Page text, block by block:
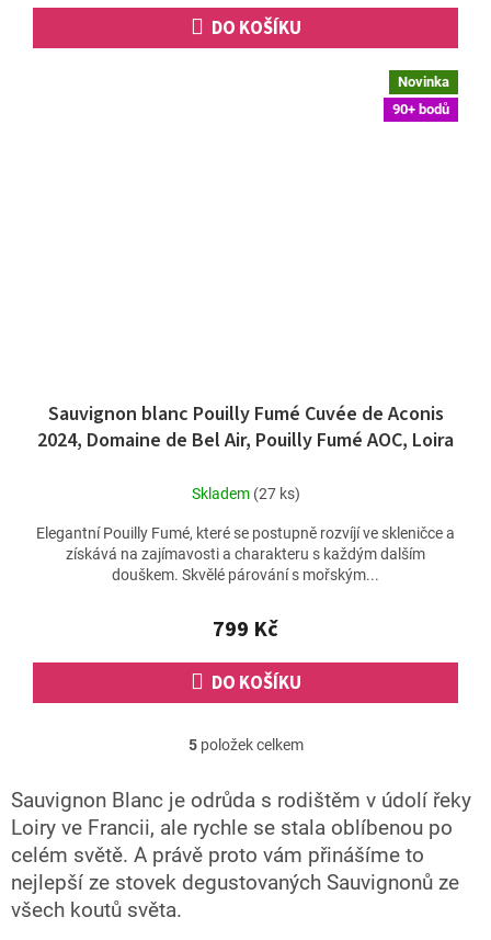
DO KOŠÍKU
Novinka
90+ bodů
Sauvignon blanc Pouilly Fumé Cuvée de Aconis
2024, Domaine de Bel Air, Pouilly Fumé AOC, Loira
Skladem (27 ks)
799 Kč
DO KOŠÍKU
Elegantní Pouilly Fumé, které se postupně rozvíjí ve skleničce a
získává na zajímavosti a charakteru s každým dalším
douškem. Skvělé párování s mořským...
O
l
á
d
a
c
5položek celkem
Sauvignon Blanc je odrůda s rodištěm v údolí řeky
Loiry ve Francii, ale rychle se stala oblíbenou po
celém světě. A právě proto vám přinášíme to
nejlepší ze stovek degustovaných Sauvignonů ze
všech koutů světa.